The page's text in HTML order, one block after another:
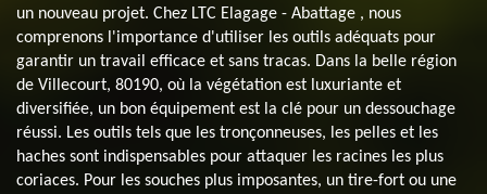
un nouveau projet. Chez LTC Elagage - Abattage , nous
comprenons l'importance d'utiliser les outils adéquats pour
garantir un travail efficace et sans tracas. Dans la belle région
de Villecourt, 80190, où la végétation est luxuriante et
diversifiée, un bon équipement est la clé pour un dessouchage
réussi. Les outils tels que les tronçonneuses, les pelles et les
haches sont indispensables pour attaquer les racines les plus
coriaces. Pour les souches plus imposantes, un tire-fort ou une